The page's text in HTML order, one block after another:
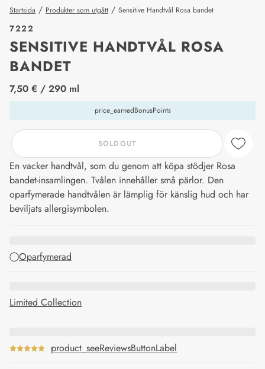
Startsida / Produkter som utgått / Sensitive Handtvål Rosa bandet
7222
SENSITIVE HANDTVÅL ROSA
BANDET
price_label
7,50 € / 290 ml
price_earnedBonusPoints
SOLDOUT
En vacker handtvål, som du genom att köpa stödjer Rosa
bandet-insamlingen. Tvålen innehåller små pärlor. Den
oparfymerade handtvålen är lämplig för känslig hud och har
beviljats allergisymbolen.
Oparfymerad
Limited Collection
product_seeReviewsButtonLabel